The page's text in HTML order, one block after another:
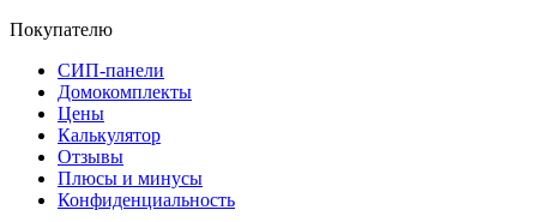
Покупателю
СИП-панели
Домокомплекты
Цены
Калькулятор
Отзывы
Плюсы и минусы
Конфиденциальность